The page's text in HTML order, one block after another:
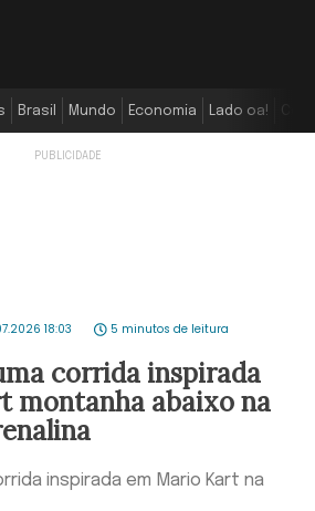
Brasil Mundo Economia Lado oa!
18:03 5 minutos de leitura
corrida inspirada
montanha abaixo na
inspirada em Mario Kart na